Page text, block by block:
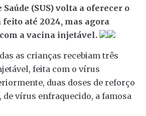
(SUS) volta a oferecer o
feito até 2024, mas agora
a vacina injetável.
as crianças recebiam três
feita com o vírus
duas doses de reforço
de vírus enfraquecido, a famosa